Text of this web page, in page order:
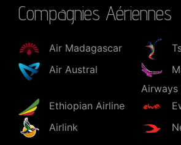
Compagnies Aériennes
Air Madagascar
Air Austral
Airways
Ethiopian Airline
Airlink